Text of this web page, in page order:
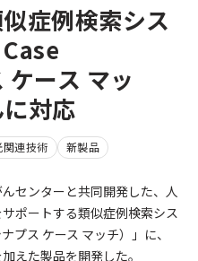
症例検索シス
ース マッ
対応
関連技術 新製品
センターと共同開発した、人
ポートする類似症例検索シス
プス ケース マッチ）」に、
えた製品を開発した。